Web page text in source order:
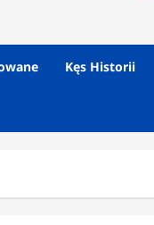
Kęs Historii